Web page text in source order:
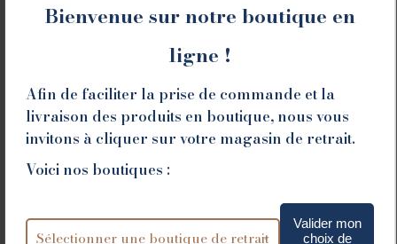
Bienvenue sur notre boutique en
ligne !
Afin de faciliter la prise de commande et la
livraison des produits en boutique, nous vous
invitons à cliquer sur votre magasin de retrait.
Voici nos boutiques :
Valider mon
choix de
ROMANS
Tél. 04 75 02 26 80